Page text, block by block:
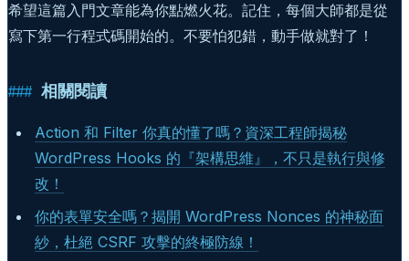
希望這篇入門文章能為你點燃火花。記住，每個大師都是從
寫下第一行程式碼開始的。不要怕犯錯，動手做就對了！
相關閱讀
Action 和 Filter 你真的懂了嗎？資深工程師揭秘
WordPress Hooks 的『架構思維』，不只是執行與修
改！
你的表單安全嗎？揭開 WordPress Nonces 的神秘面
紗，杜絕 CSRF 攻擊的終極防線！